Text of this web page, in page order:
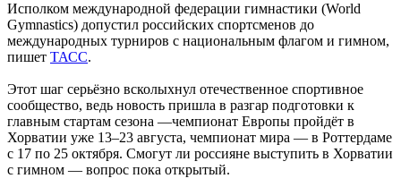
Исполком международной федерации гимнастики (World
Gymnastics) допустил российских спортсменов до
международных турниров с национальным флагом и гимном,
пишет ТАСС.
Этот шаг серьёзно всколыхнул отечественное спортивное
сообщество, ведь новость пришла в разгар подготовки к
главным стартам сезона —чемпионат Европы пройдёт в
Хорватии уже 13–23 августа, чемпионат мира — в Роттердаме
с 17 по 25 октября. Смогут ли россияне выступить в Хорватии
с гимном — вопрос пока открытый.